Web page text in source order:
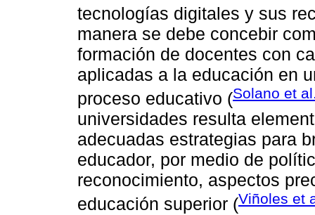
tecnologías digitales y sus
manera se debe concebir
formación de docentes con
aplicadas a la educación en
proceso educativo (Solano et
universidades resulta
adecuadas estrategias para
educador, por medio de
reconocimiento, aspectos
educación superior (Viñoles et